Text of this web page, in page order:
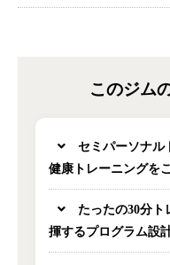
このジム
セミパーソナル
健康トレーニングを
たったの30分ト
揮するプログラム設